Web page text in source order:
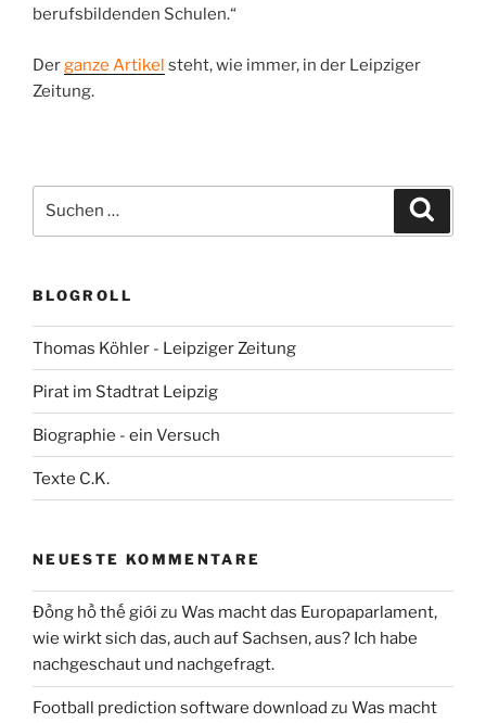
berufsbildenden Schulen.“
Derganze Artikel steht, wie immer, in der Leipziger
Zeitung.
nach:
BLOGROLL
Thomas Köhler - Leipziger Zeitung
Pirat im Stadtrat Leipzig
Biographie - ein Versuch
Texte C.K.
NEUESTE KOMMENTARE
Đồng hồ thế giới zu Was macht das Europaparlament,
wie wirkt sich das, auch auf Sachsen, aus? Ich habe
nachgeschaut und nachgefragt.
Football prediction software download zu Was macht